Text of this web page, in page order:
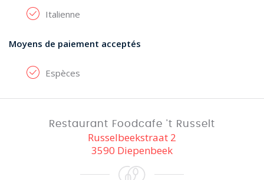
Italienne
Moyens de paiement acceptés
Espèces
Restaurant Foodcafe 't Russelt
Russelbeekstraat 2
3590 Diepenbeek